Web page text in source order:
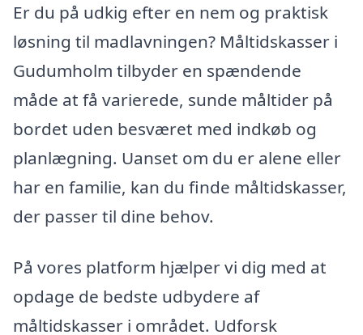
Er du på udkig efter en nem og praktisk
løsning til madlavningen? Måltidskasser i
Gudumholm tilbyder en spændende
måde at få varierede, sunde måltider på
bordet uden besværet med indkøb og
planlægning. Uanset om du er alene eller
har en familie, kan du finde måltidskasser,
der passer til dine behov.
På vores platform hjælper vi dig med at
opdage de bedste udbydere af
måltidskasser i området. Udforsk